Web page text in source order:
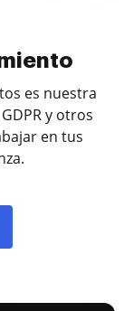
es nuestra
y otros
en tus